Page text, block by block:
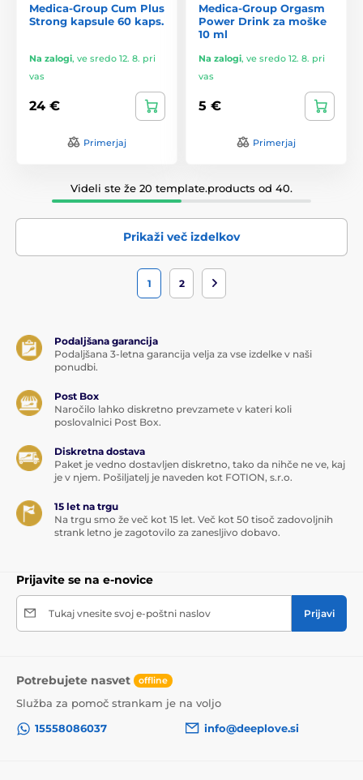
Medica-Group Cum Plus
Strong kapsule 60 kaps.
Na zalogi, ve sredo 12. 8. pri
vas
24 €
Primerjaj
Medica-Group Orgasm
Power Drink za moške
10 ml
Na zalogi, ve sredo 12. 8. pri
vas
5 €
Primerjaj
Videli ste že 20 template.products od 40.
Prikaži več izdelkov
1 2
Podaljšana garancija
Podaljšana 3-letna garancija velja za vse izdelke v naši
ponudbi.
Post Box
Naročilo lahko diskretno prevzamete v kateri koli
poslovalnici Post Box.
Diskretna dostava
Paket je vedno dostavljen diskretno, tako da nihče ne ve, kaj
je v njem. Pošiljatelj je naveden kot FOTION, s.r.o.
15 let na trgu
Na trgu smo že več kot 15 let. Več kot 50 tisoč zadovoljnih
strank letno je zagotovilo za zanesljivo dobavo.
Prijavite se na e-novice
Tukaj vnesite svoj e-poštni naslov Prijavi
Potrebujete nasvet offline
Služba za pomoč strankam je na voljo
15558086037
info@deeplove.si